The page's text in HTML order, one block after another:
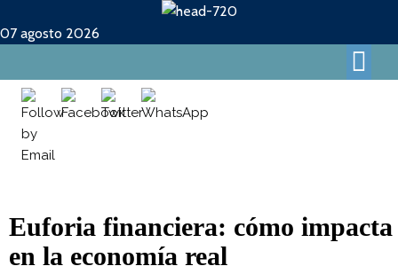
07 agosto 2026
Euforia financiera: cómo impacta
en la economía real